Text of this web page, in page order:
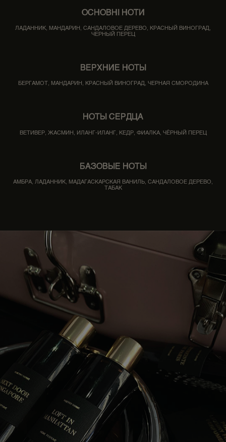
ОСНОВНІ НОТИ
ЛАДАННИК, МАНДАРИН, САНДАЛОВОЕ ДЕРЕВО, КРАСНЫЙ ВИНОГРАД,
ЧЕРНЫЙ ПЕРЕЦ
ВЕРХНИЕ НОТЫ
БЕРГАМОТ, МАНДАРИН, КРАСНЫЙ ВИНОГРАД, ЧЕРНАЯ СМОРОДИНА
НОТЫ СЕРДЦА
ВЕТИВЕР, ЖАСМИН, ИЛАНГ-ИЛАНГ, КЕДР, ФИАЛКА, ЧЁРНЫЙ ПЕРЕЦ
БАЗОВЫЕ НОТЫ
АМБРА, ЛАДАННИК, МАДАГАСКАРСКАЯ ВАНИЛЬ, САНДАЛОВОЕ ДЕРЕВО,
ТАБАК